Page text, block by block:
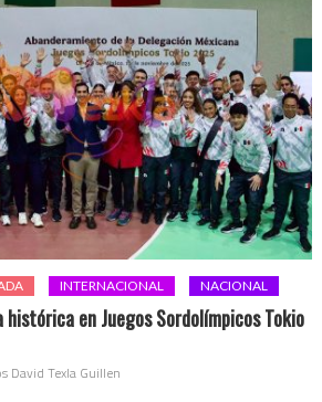
INTERNACIONAL NACIONAL
en Juegos Sordolímpicos Tokio
David Texla Guillen